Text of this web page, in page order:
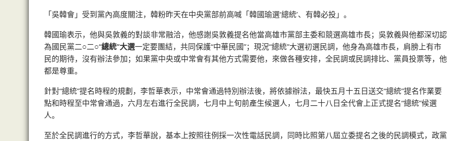
「吳韓會」受到黨內高度關注，韓粉昨天在中央黨部前高喊「韓國瑜選‘總統’、有韓必投」。
韓國瑜表示，他與吳敦義的對談非常融洽，他感謝吳敦義提名他當高雄市黨部主委和競選高雄市長；吳敦義與他都深切認
為國民黨二○二○“總統”大選一定要團結，共同保護“中華民國”；現況“總統”大選初選民調，他身為高雄市長，肩膀上有市
民的期待，沒有辦法參加；如果黨中央或中常會有其他方式需要他，來做各種安排，全民調或民調排比、黨員投票等，他
都是尊重。
針對“總統”提名時程的規劃，李哲華表示，中常會通過特別辦法後，將依據辦法，最快五月十五日送交“總統”提名作業要
點和時程至中常會通過，六月左右進行全民調，七月中上旬前產生候選人，七月二十八日全代會上正式提名“總統”候選
人。
至於全民調進行的方式，李哲華說，基本上按照往例採一次性電話民調，同時比照第八屆立委提名之後的民調模式，政黨